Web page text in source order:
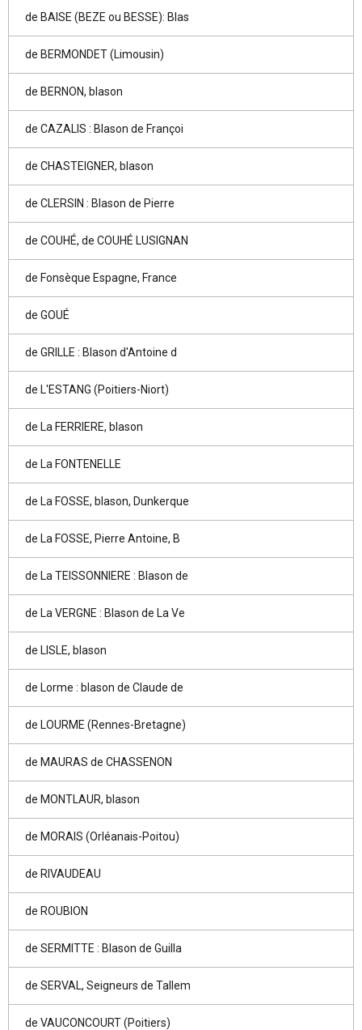
de BAISE (BEZE ou BESSE): Blas
de BERMONDET (Limousin)
de BERNON, blason
de CAZALIS : Blason de Françoi
de CHASTEIGNER, blason
de CLERSIN : Blason de Pierre
de COUHÉ, de COUHÉ LUSIGNAN
de Fonsèque Espagne, France
de GOUÉ
de GRILLE : Blason d'Antoine d
de L'ESTANG (Poitiers-Niort)
de La FERRIERE, blason
de La FONTENELLE
de La FOSSE, blason, Dunkerque
de La FOSSE, Pierre Antoine, B
de La TEISSONNIERE : Blason de
de La VERGNE : Blason de La Ve
de LISLE, blason
de Lorme : blason de Claude de
de LOURME (Rennes-Bretagne)
de MAURAS de CHASSENON
de MONTLAUR, blason
de MORAIS (Orléanais-Poitou)
de RIVAUDEAU
de ROUBION
de SERMITTE : Blason de Guilla
de SERVAL, Seigneurs de Tallem
de VAUCONCOURT (Poitiers)